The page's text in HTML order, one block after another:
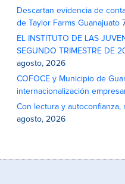
Descartan evidencia de
de Taylor Farms Guanajuato
EL INSTITUTO DE LAS
SEGUNDO TRIMESTRE DE
agosto, 2026
COFOCE y Municipio de
internacionalización
Con lectura y
agosto, 2026